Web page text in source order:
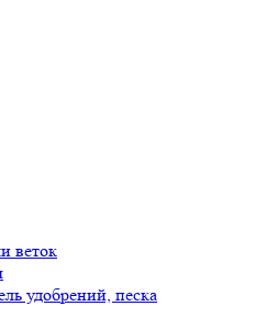
веток
удобрений, песка